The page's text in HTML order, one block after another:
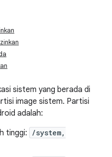
sistem yang berada di
image sistem. Partisi
adalah:
tinggi:
/system,